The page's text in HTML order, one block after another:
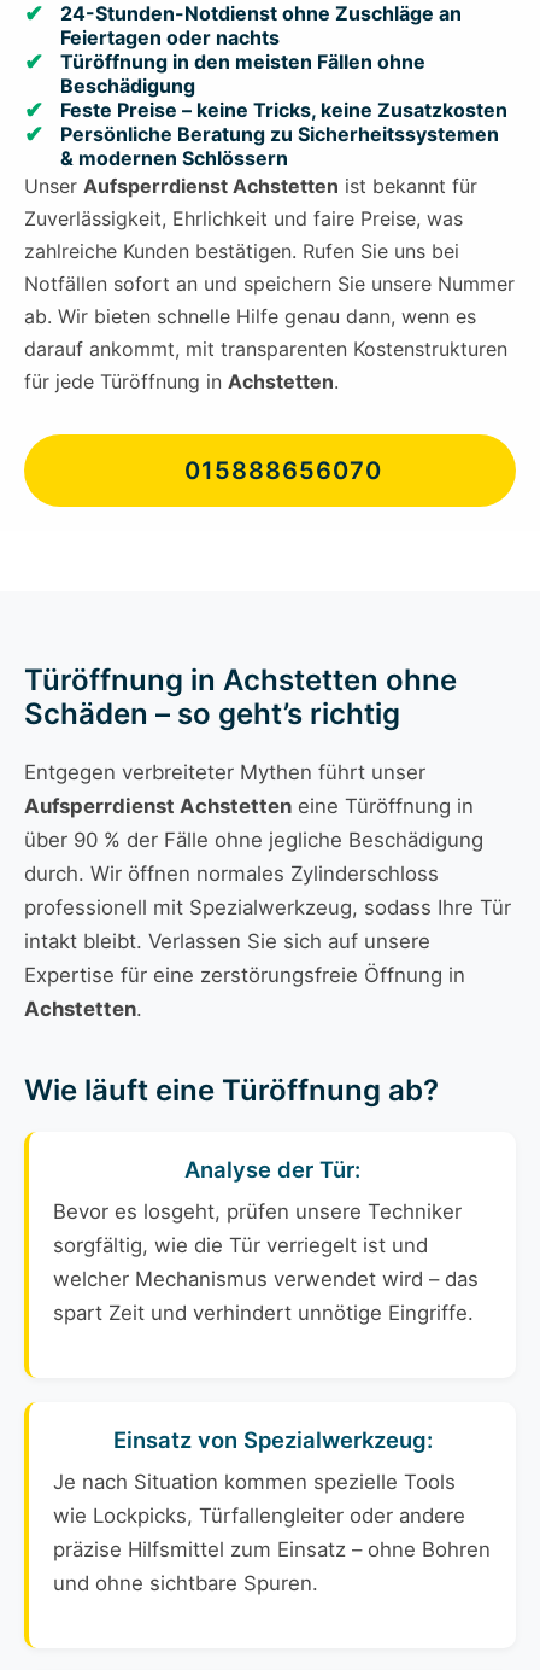
24-Stunden-Notdienst ohne Zuschläge an
Feiertagen oder nachts
Türöffnung in den meisten Fällen ohne
Beschädigung
Feste Preise – keine Tricks, keine Zusatzkosten
Persönliche Beratung zu Sicherheitssystemen
& modernen Schlössern
Unser Aufsperrdienst Achstetten ist bekannt für
Zuverlässigkeit, Ehrlichkeit und faire Preise, was
zahlreiche Kunden bestätigen. Rufen Sie uns bei
Notfällen sofort an und speichern Sie unsere Nummer
ab. Wir bieten schnelle Hilfe genau dann, wenn es
darauf ankommt, mit transparenten Kostenstrukturen
für jede Türöffnung in Achstetten.
015888656070
Türöffnung in Achstetten ohne
Schäden – so geht’s richtig
Entgegen verbreiteter Mythen führt unser
Aufsperrdienst Achstetten eine Türöffnung in
über 90 % der Fälle ohne jegliche Beschädigung
durch. Wir öffnen normales Zylinderschloss
professionell mit Spezialwerkzeug, sodass Ihre Tür
intakt bleibt. Verlassen Sie sich auf unsere
Expertise für eine zerstörungsfreie Öffnung in
Achstetten.
Wie läuft eine Türöffnung ab?
Analyse der Tür:
Bevor es losgeht, prüfen unsere Techniker
sorgfältig, wie die Tür verriegelt ist und
welcher Mechanismus verwendet wird – das
spart Zeit und verhindert unnötige Eingriffe.
Einsatz von Spezialwerkzeug:
Je nach Situation kommen spezielle Tools
wie Lockpicks, Türfallengleiter oder andere
präzise Hilfsmittel zum Einsatz – ohne Bohren
und ohne sichtbare Spuren.